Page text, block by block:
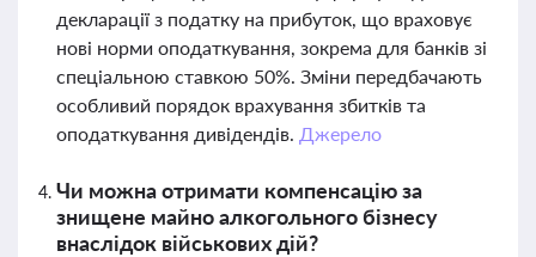
декларації з податку на прибуток, що враховує
нові норми оподаткування, зокрема для банків зі
спеціальною ставкою 50%. Зміни передбачають
особливий порядок врахування збитків та
оподаткування дивідендів. Джерело
Чи можна отримати компенсацію за
знищене майно алкогольного бізнесу
внаслідок військових дій?